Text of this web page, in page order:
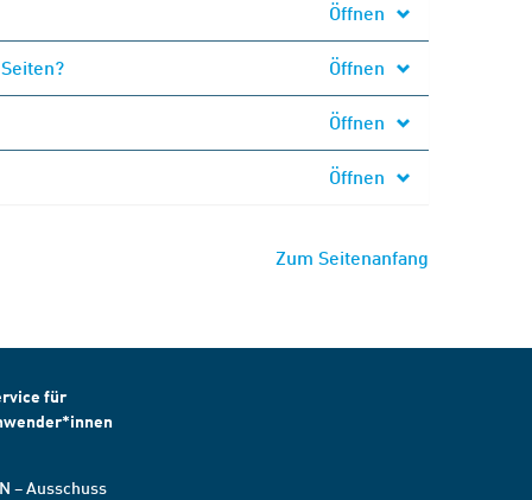
Öffnen
Öffnen
Öffnen
Öffnen
Zum Seitenanfang
für
– Ausschuss